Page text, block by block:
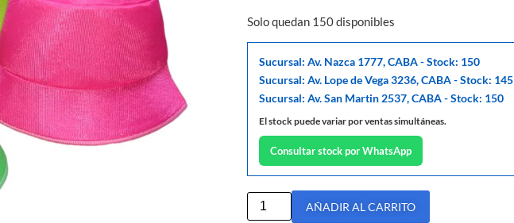
Solo quedan 150 disponibles
Sucursal: Av. Nazca 1777, CABA - Stock: 150
Sucursal: Av. Lope de Vega 3236, CABA - Stock: 145
Sucursal: Av. San Martin 2537, CABA - Stock: 150
El stock puede variar por ventas simultáneas.
Consultar stock por WhatsApp
AÑADIR AL CARRITO